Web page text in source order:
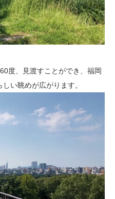
度、見渡すことができ、福岡
い眺めが広がります。